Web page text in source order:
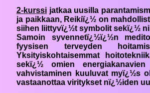
2-kurssi jatkaa uusilla
ja paikkaan, Reikiï¿½ on
siihen liittyvï¿½t symbolit sekï¿½
Samoin syvennetï¿½ï¿½n
fyysisen terveyden
Yksityiskohtaisemmat
sekï¿½ omien
vahvistaminen kuuluvat myï¿½s
vastaanottaa viritykset nï¿½iden